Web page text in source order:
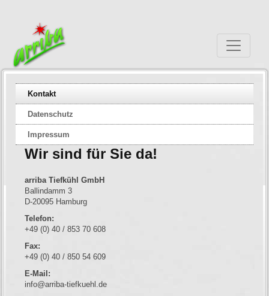
Kontakt
Datenschutz
Impressum
Wir sind für Sie da!
arriba Tiefkühl GmbH
Ballindamm 3
D-20095 Hamburg
Telefon:
+49 (0) 40 / 853 70 608
Fax:
+49 (0) 40 / 850 54 609
E-Mail:
info@arriba-tiefkuehl.de